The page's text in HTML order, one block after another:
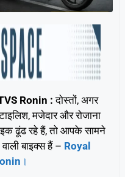
Ronin :दोस्तों, अगर
मजेदार और रोजाना
ढूंढ रहे हैं, तो आपके सामने
बाइक्स हैं – Royal
।